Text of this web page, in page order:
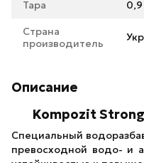
Тара 0,9
Страна
производитель
Описание
Kompozit
Специальный
превосходной водо- и